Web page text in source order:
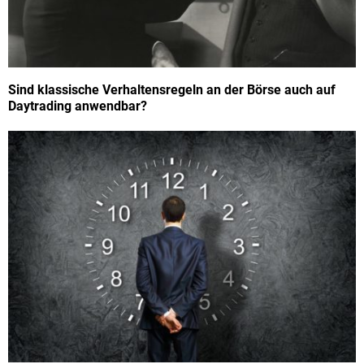
Sind klassische Verhaltensregeln an der Börse auch auf
Daytrading anwendbar?